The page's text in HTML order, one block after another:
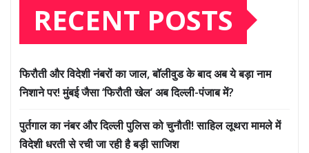
RECENT POSTS
फिरौती और विदेशी नंबरों का जाल, बॉलीवुड के बाद अब ये बड़ा नाम
निशाने पर! मुंबई जैसा ‘फिरौती खेल’ अब दिल्ली-पंजाब में?
पुर्तगाल का नंबर और दिल्ली पुलिस को चुनौती! साहिल लूथरा मामले में
विदेशी धरती से रची जा रही है बड़ी साजिश